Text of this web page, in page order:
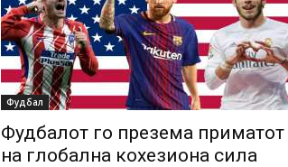
Фудбал
Фудбалот го презема приматот
на глобална кохезиона сила